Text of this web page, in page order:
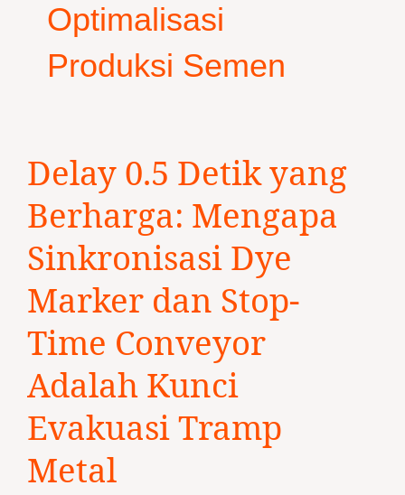
Optimalisasi
Produksi Semen
Delay 0.5 Detik yang
Berharga: Mengapa
Sinkronisasi Dye
Marker dan Stop-
Time Conveyor
Adalah Kunci
Evakuasi Tramp
Metal
0.5
yang
Berharga:
Mengapa
Sinkronisasi
Dye
Marker
Stop-
Conveyor
Adalah
Kunci